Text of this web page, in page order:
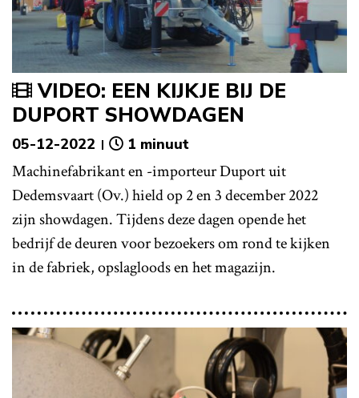
VIDEO: EEN KIJKJE BIJ DE
DUPORT SHOWDAGEN
05-12-2022 1 minuut
Machinefabrikant en -importeur Duport uit
Dedemsvaart (Ov.) hield op 2 en 3 december 2022
zijn showdagen. Tijdens deze dagen opende het
bedrijf de deuren voor bezoekers om rond te kijken
in de fabriek, opslagloods en het magazijn.